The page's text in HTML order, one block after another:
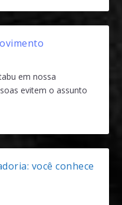
em nossa
evitem o assunto
você conhece